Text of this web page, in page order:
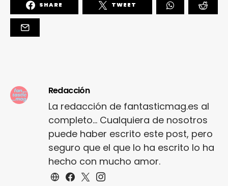
SHARE TWEET
Redacción
La redacción de fantasticmag.es al
completo... Cualquiera de nosotros
puede haber escrito este post, pero
seguro que el que lo ha escrito lo ha
hecho con mucho amor.